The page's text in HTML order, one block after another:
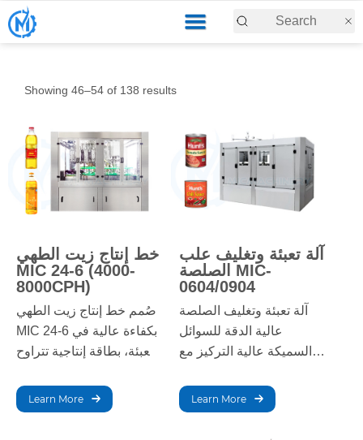
Showing 46–54 of 138 results
خط إنتاج زيت الطهي
MIC 24-6 (4000-
8000CPH)
صُمم خط إنتاج زيت الطهي
MIC 24-6 بكفاءة عالية في
التعبئة، بطاقة إنتاجية تتراوح
الساعة. يضمن هذا الخط
الدقة والموثوقية، مما يجعله
Learn More
آلة تعبئة وتغليف علب
الصلصة MIC-
0604/0904
آلة تعبئة وتغليف الصلصة
عالية الدقة للسوائل
السميكة عالية التركيز مع
Learn More